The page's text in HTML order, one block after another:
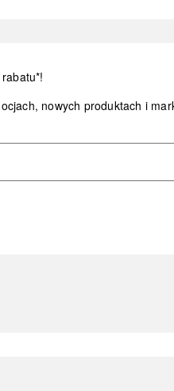
nowych produktach i